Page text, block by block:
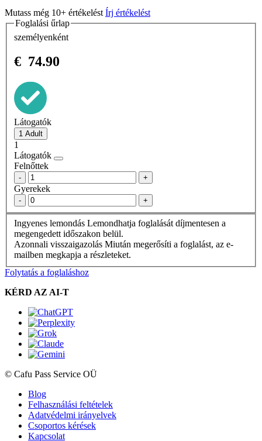
Mutass még 10+ értékelést Írj értékelést
Foglalási űrlap
személyenként
€ 74.90
Látogatók
1
Látogatók
Felnőttek
- +
Gyerekek
- +
Ingyenes lemondás Lemondhatja foglalását díjmentesen a
megengedett időszakon belül.
Azonnali visszaigazolás Miután megerősíti a foglalást, az e-
mailben megkapja a részleteket.
Folytatás a foglaláshoz
KÉRD AZ AI-T
© Cafu Pass Service OÜ
Blog
Felhasználási feltételek
Adatvédelmi irányelvek
Csoportos kérések
Kapcsolat